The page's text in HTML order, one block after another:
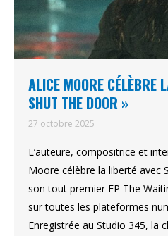
ALICE MOORE CÉLÈBRE
SHUT THE DOOR »
27 octobre 2025
L’auteure, compositrice et
Moore célèbre la liberté avec
son tout premier EP The
sur toutes les plateformes
Enregistrée au Studio 345, la